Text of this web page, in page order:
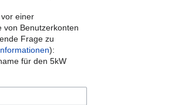
einer
von Benutzerkonten
Frage zu
):
für den 5kW